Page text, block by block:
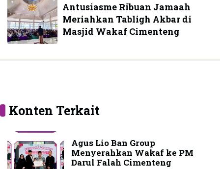
Antusiasme Ribuan Jamaah
Meriahkan Tabligh Akbar di
Masjid Wakaf Cimenteng
Konten Terkait
Agus Lio Ban Group
Menyerahkan Wakaf ke PM
Darul Falah Cimenteng